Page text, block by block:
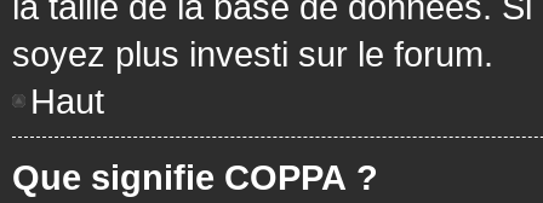
soyez plus investi sur le forum.
Haut
Que signifie COPPA ?